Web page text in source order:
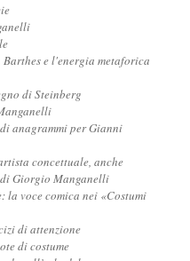
e l'energia metaforica
di Steinberg
anagrammi per Gianni
concettuale, anche
Giorgio Manganelli
la voce comica nei «Costumi
di attenzione
di costume